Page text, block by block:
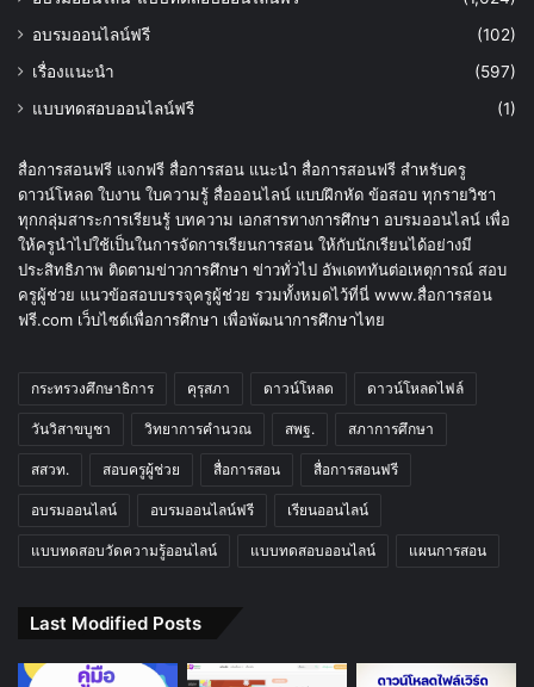
อบรมออนไลน์ฟรี
(102)
เรื่องแนะนำ
(597)
แบบทดสอบออนไลน์ฟรี
(1)
สื่อการสอนฟรี แจกฟรี สื่อการสอน แนะนำ สื่อการสอนฟรี สำหรับครู
ดาวน์โหลด ใบงาน ใบความรู้ สื่อออนไลน์ แบบฝึกหัด ข้อสอบ ทุกรายวิชา
ทุกกลุ่มสาระการเรียนรู้ บทความ เอกสารทางการศึกษา อบรมออนไลน์ เพื่อ
ให้ครูนำไปใช้เป็นในการจัดการเรียนการสอน ให้กับนักเรียนได้อย่างมี
ประสิทธิภาพ ติดตามข่าวการศึกษา ข่าวทั่วไป อัพเดททันต่อเหตุการณ์ สอบ
ครูผู้ช่วย แนวข้อสอบบรรจุครูผู้ช่วย รวมทั้งหมดไว้ที่นี่ www.สื่อการสอน
ฟรี.com เว็บไซต์เพื่อการศึกษา เพื่อพัฒนาการศึกษาไทย
กระทรวงศึกษาธิการ คุรุสภา ดาวน์โหลด ดาวน์โหลดไฟล์
วันวิสาขบูชา วิทยาการคำนวณ สพฐ. สภาการศึกษา
สสวท. สอบครูผู้ช่วย สื่อการสอน สื่อการสอนฟรี
อบรมออนไลน์ อบรมออนไลน์ฟรี เรียนออนไลน์
แบบทดสอบวัดความรู้ออนไลน์ แบบทดสอบออนไลน์ แผนการสอน
Last Modified Posts